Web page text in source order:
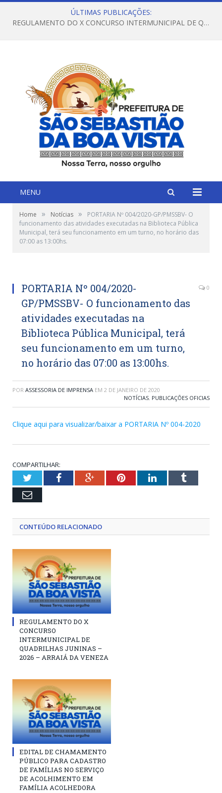
ÚLTIMAS PUBLICAÇÕES:
REGULAMENTO DO X CONCURSO INTERMUNICIPAL DE QUADRILHAS JUNINAS – 2026 – ARRAIÁ DA VENEZA
MENU
Home » Notícias »
PORTARIA Nº 004/2020-GP/PMSSBV- O
funcionamento das atividades executadas na Biblioteca Pública
Municipal, terá seu funcionamento em um turno, no horário das
07:00 as 13:00hs.
PORTARIA Nº 004/2020-
GP/PMSSBV- O funcionamento das
atividades executadas na
Biblioteca Pública Municipal, terá
seu funcionamento em um turno,
no horário das 07:00 as 13:00hs.
0
POR ASSESSORIA DE IMPRENSA EM 2 DE JANEIRO DE 2020
NOTÍCIAS, PUBLICAÇÕES OFICIAS
Clique aqui para visualizar/baixar a PORTARIA Nº 004-2020
COMPARTILHAR:
TwitterFacebookGoogle+PinterestLinkedInTumblr
Email
CONTEÚDO RELACIONADO
REGULAMENTO DO X
CONCURSO
INTERMUNICIPAL DE
QUADRILHAS JUNINAS –
2026 – ARRAIÁ DA VENEZA
EDITAL DE CHAMAMENTO
PÚBLICO PARA CADASTRO
DE FAMÍLIAS NO SERVIÇO
DE ACOLHIMENTO EM
FAMÍLIA ACOLHEDORA